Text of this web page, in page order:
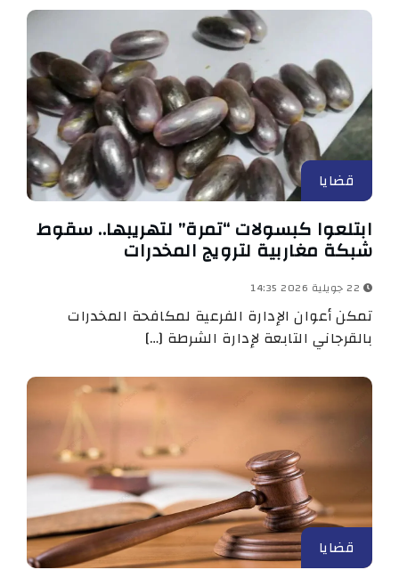
قضايا
ابتلعوا كبسولات “تمرة” لتهريبها.. سقوط
شبكة مغاربية لترويج المخدرات
تمكن أعوان الإدارة الفرعية لمكافحة المخدرات
بالقرجاني التابعة لإدارة الشرطة […]
قضايا